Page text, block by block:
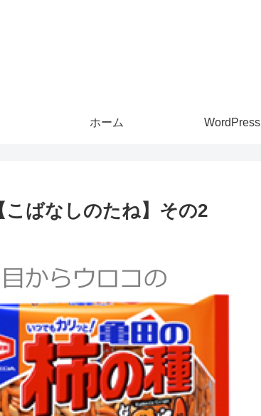
ホーム WordPress
こばなしのたね】その2